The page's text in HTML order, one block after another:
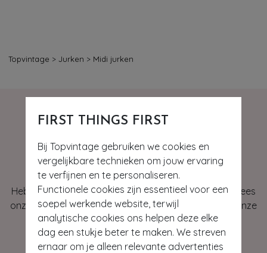
FIRST THINGS FIRST
Bij Topvintage gebruiken we cookies en
vergelijkbare technieken om jouw ervaring
te verfijnen en te personaliseren.
Functionele cookies zijn essentieel voor een
soepel werkende website, terwijl
analytische cookies ons helpen deze elke
dag een stukje beter te maken. We streven
ernaar om je alleen relevante advertenties
Topvintage > Jurken > Midi jurken
Hey gorgeous
Heb je vragen of heb je hulp nodig bij je bestelling? Lees
onze veelgestelde vragen of neem contact op met onze
klantenservice. Wij helpen je graag!
WE ZIJN NU OPEN